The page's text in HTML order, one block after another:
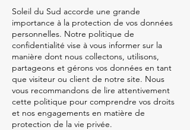
Soleil du Sud accorde une grande
importance à la protection de vos données
personnelles. Notre politique de
confidentialité vise à vous informer sur la
manière dont nous collectons, utilisons,
partageons et gérons vos données en tant
que visiteur ou client de notre site. Nous
vous recommandons de lire attentivement
cette politique pour comprendre vos droits
et nos engagements en matière de
protection de la vie privée.